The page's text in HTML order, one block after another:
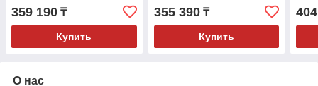
359 190 ₸
Купить
355 390₸
Купить
О нас